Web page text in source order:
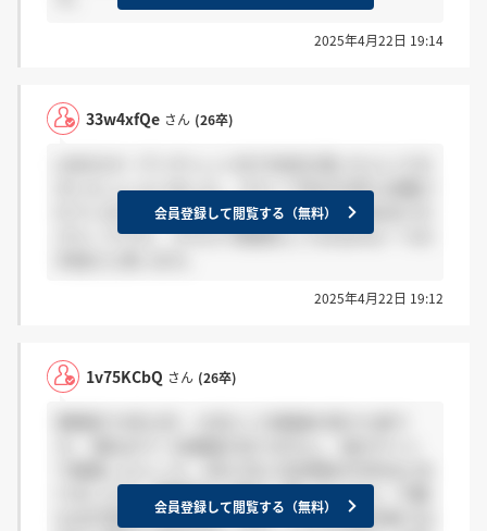
2025年4月22日 19:14
33w4xfQe さん (26卒)
がいらっしゃいました。 グループ名が25卒と記載さ
れていますが、26卒も利用しています。80名ほどの
グループです。 そちらで質問をしてみるのも一つの
会員登録して閲覧する（無料）
2025年4月22日 19:12
1v75KCbQ さん (26卒)
りましたが、面接官の人数が一致しないなど、不審
な点が見受けられます。 また、こちらの掲示板では
会員登録して閲覧する（無料）